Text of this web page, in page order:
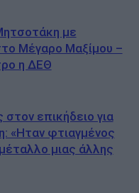
με
Μέγαρο Μαξίμου –
η ΔΕΘ
επικήδειο για
«Ηταν φτιαγμένος
μιας άλλης